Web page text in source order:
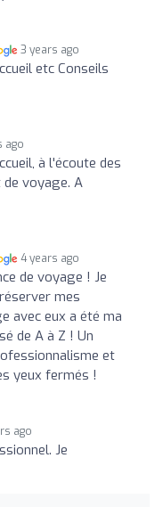
3 years ago
etc Conseils
ago
à l'écoute des
voyage. A
4 years ago
de voyage ! Je
mes
avec eux a été ma
de A à Z ! Un
et
yeux fermés !
ago
Je